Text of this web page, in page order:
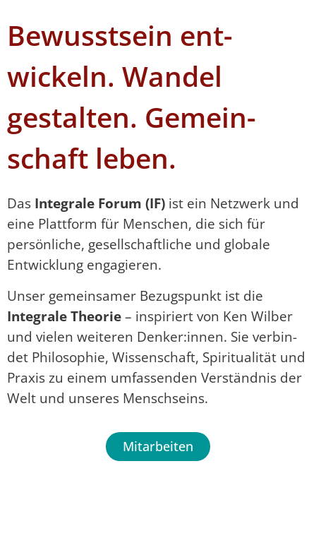
Bewusstsein ent­
wickeln. Wandel
gestal­ten. Gemein­
schaft leben.
Das Integrale Forum (IF) ist ein Netzwerk und
eine Plattform für Menschen, die sich für
persönliche, gesellschaftliche und globale
Entwicklung engagieren.
Unser gemeinsamer Bezugspunkt ist die
Integrale Theorie– inspiriert von Ken Wilber
und vielen weiteren Denker:innen. Sie ver­bin­
det Philosophie, Wissenschaft, Spiritualität und
Praxis zu einem umfassenden Ver­ständ­nis der
Welt und unseres Menschseins.
Mitarbeiten